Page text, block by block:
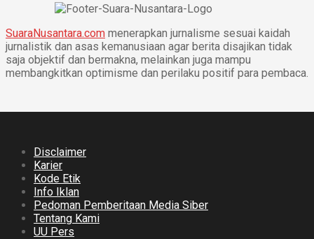
SuaraNusantara.com menerapkan jurnalisme sesuai kaidah
jurnalistik dan asas kemanusiaan agar berita disajikan tidak
saja objektif dan bermakna, melainkan juga mampu
membangkitkan optimisme dan perilaku positif para pembaca.
Disclaimer
Karier
Kode Etik
Info Iklan
Pedoman Pemberitaan Media Siber
Tentang Kami
UU Pers